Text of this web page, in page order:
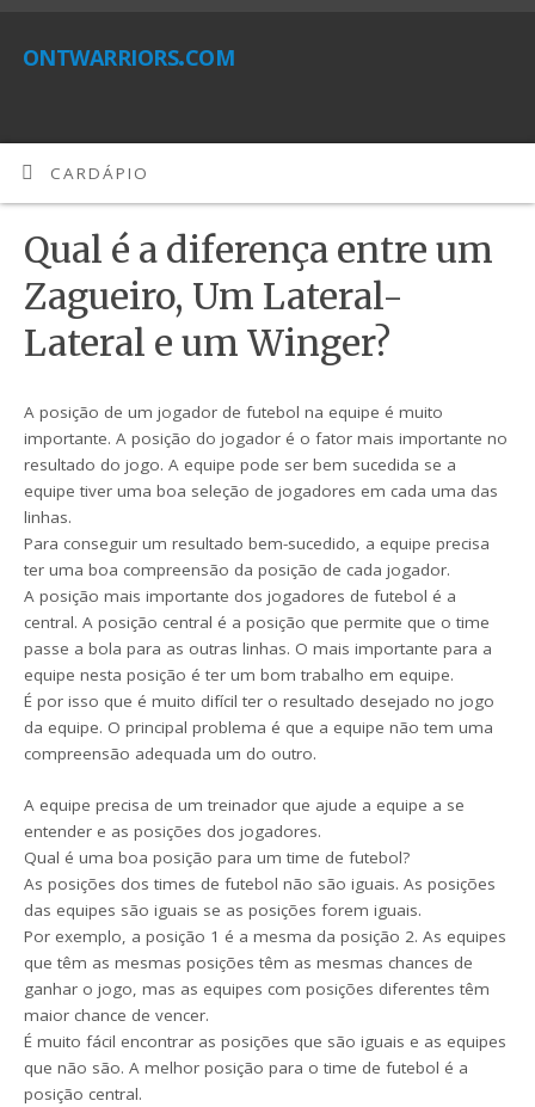
ontwarriors.com
CARDÁPIO
Qual é a diferença entre um
Zagueiro, Um Lateral-
Lateral e um Winger?
A posição de um jogador de futebol na equipe é muito
importante. A posição do jogador é o fator mais importante no
resultado do jogo. A equipe pode ser bem sucedida se a
equipe tiver uma boa seleção de jogadores em cada uma das
linhas.
Para conseguir um resultado bem-sucedido, a equipe precisa
ter uma boa compreensão da posição de cada jogador.
A posição mais importante dos jogadores de futebol é a
central. A posição central é a posição que permite que o time
passe a bola para as outras linhas. O mais importante para a
equipe nesta posição é ter um bom trabalho em equipe.
É por isso que é muito difícil ter o resultado desejado no jogo
da equipe. O principal problema é que a equipe não tem uma
compreensão adequada um do outro.
A equipe precisa de um treinador que ajude a equipe a se
entender e as posições dos jogadores.
Qual é uma boa posição para um time de futebol?
As posições dos times de futebol não são iguais. As posições
das equipes são iguais se as posições forem iguais.
Por exemplo, a posição 1 é a mesma da posição 2. As equipes
que têm as mesmas posições têm as mesmas chances de
ganhar o jogo, mas as equipes com posições diferentes têm
maior chance de vencer.
É muito fácil encontrar as posições que são iguais e as equipes
que não são. A melhor posição para o time de futebol é a
posição central.